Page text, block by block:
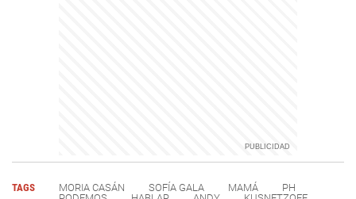
TAGS MORIA CASÁN SOFÍA GALA MAMÁ
PH